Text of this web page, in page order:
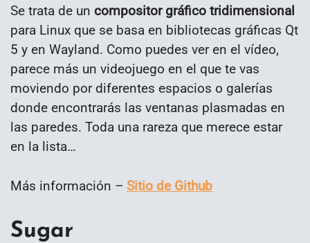
Se trata de un compositor gráfico tridimensional
para Linux que se basa en bibliotecas gráficas Qt
5 y en Wayland. Como puedes ver en el vídeo,
parece más un videojuego en el que te vas
moviendo por diferentes espacios o galerías
donde encontrarás las ventanas plasmadas en
las paredes. Toda una rareza que merece estar
en la lista…
Más información – Sitio de Github
Sugar